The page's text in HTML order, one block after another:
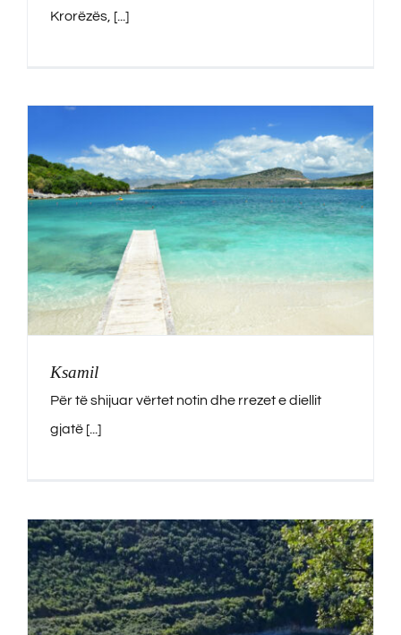
Krorëzës, [...]
Ksamil
Për të shijuar vërtet notin dhe rrezet e diellit
gjatë [...]